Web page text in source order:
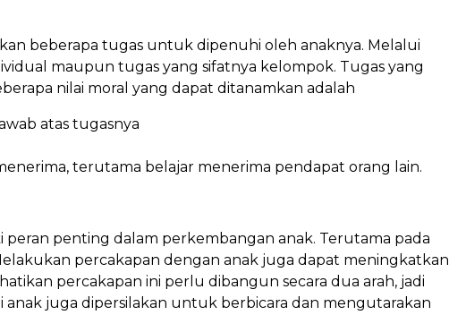
beberapa tugas untuk dipenuhi oleh anaknya. Melalui
maupun tugas yang sifatnya kelompok. Tugas yang
nilai moral yang dapat ditanamkan adalah
atas tugasnya
terutama belajar menerima pendapat orang lain.
peran penting dalam perkembangan anak. Terutama pada
percakapan dengan anak juga dapat meningkatkan
percakapan ini perlu dibangun secara dua arah, jadi
anak juga dipersilakan untuk berbicara dan mengutarakan